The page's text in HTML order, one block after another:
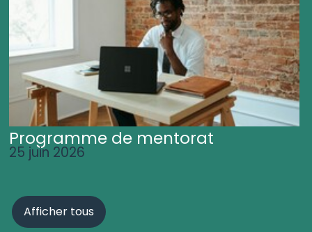
Programme de mentorat
25 juin 2026
Afficher tous